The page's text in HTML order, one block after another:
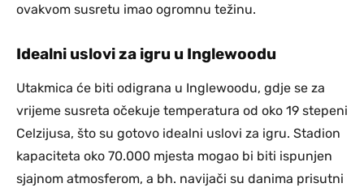
ovakvom susretu imao ogromnu težinu.
Idealni uslovi za igru u Inglewoodu
Utakmica će biti odigrana u Inglewoodu, gdje se za
vrijeme susreta očekuje temperatura od oko 19 stepeni
Celzijusa, što su gotovo idealni uslovi za igru. Stadion
kapaciteta oko 70.000 mjesta mogao bi biti ispunjen
sjajnom atmosferom, a bh. navijači su danima prisutni